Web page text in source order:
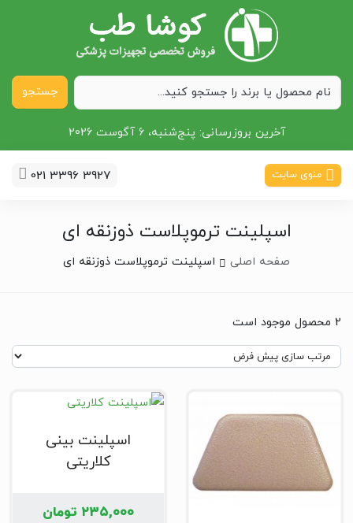
جستجو
آخرین بروزرسانی: پنج‌شنبه، 6 آگوست 2026
منوی سایت 021 3396 3927
اسپلینت ترموپلاست ذوزنقه ای
صفحه اصلی اسپلینت ترموپلاست ذوزنقه ای
2 محصول موجود است
اسپلینت بینی
کلاریتی
۲۳۵,۰۰۰ تومان